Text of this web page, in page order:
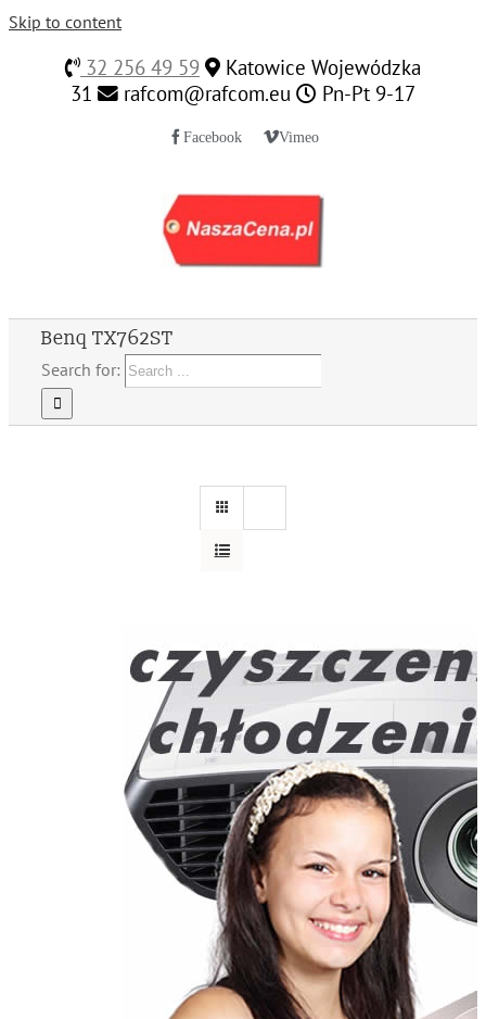
Skip to content
32 256 49 59
Katowice Wojewódzka
31
rafcom@rafcom.eu Pn-Pt 9-17
Facebook Vimeo
Benq TX762ST
Search for: